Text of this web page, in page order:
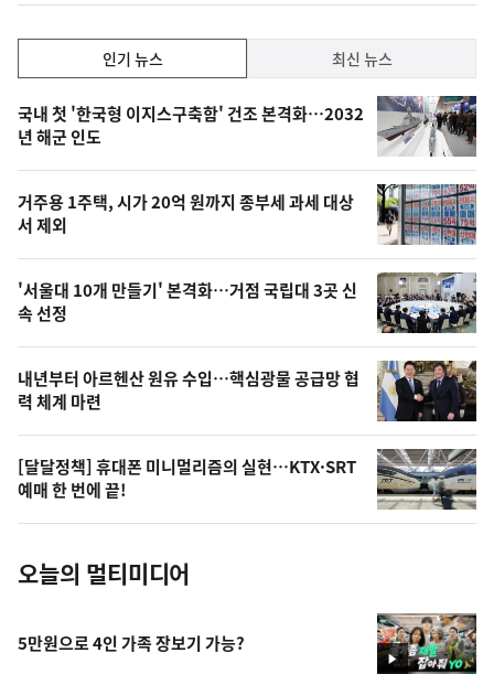
하
락
기,
최
신,
오
늘
의
영
상
오
늘
의
사
진
인기 뉴스 최신 뉴스
기
뉴
스
국내 첫 '한국형 이지스구축함' 건조 본격화…2032
년 해군 인도
거주용 1주택, 시가 20억 원까지 종부세 과세 대상
서 제외
'서울대 10개 만들기' 본격화…거점 국립대 3곳 신
속 선정
내년부터 아르헨산 원유 수입…핵심광물 공급망 협
력 체계 마련
[달달정책] 휴대폰 미니멀리즘의 실현…KTX·SRT
예매 한 번에 끝!
오늘의 멀티미디어
영
5만원으로 4인 가족 장보기 가능?